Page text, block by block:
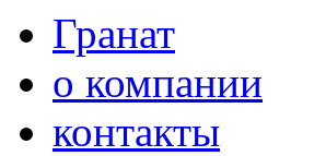
Гранат
о компании
контакты